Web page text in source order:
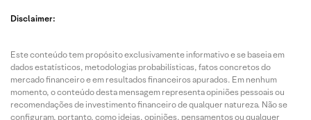
Disclaimer:
Este conteúdo tem propósito exclusivamente informativo e se baseia em
dados estatísticos, metodologias probabilísticas, fatos concretos do
mercado financeiro e em resultados financeiros apurados. Em nenhum
momento, o conteúdo desta mensagem representa opiniões pessoais ou
recomendações de investimento financeiro de qualquer natureza. Não se
configuram, portanto, como ideias, opiniões, pensamentos ou qualquer